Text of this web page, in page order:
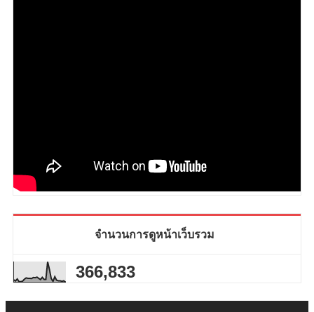
จำนวนการดูหน้าเว็บรวม
366,833